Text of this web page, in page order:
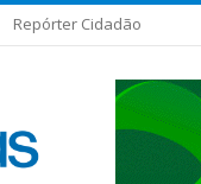
Repórter Cidadão